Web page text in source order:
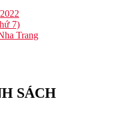
7)
Trang
SÁCH